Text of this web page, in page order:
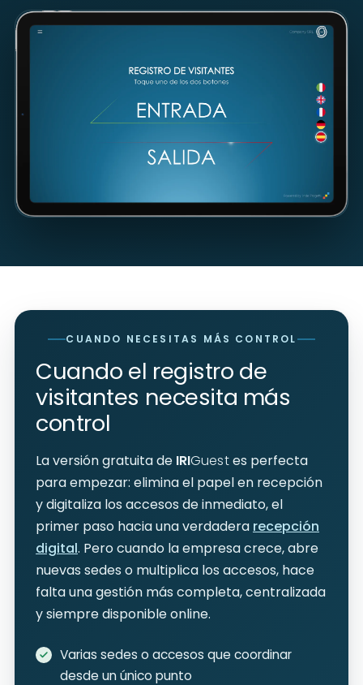
CUANDO NECESITAS MÁS CONTROL
Cuando el registro de
visitantes necesita más
control
La versión gratuita de IRIGuestes perfecta
para empezar: elimina el papel en recepción
y digitaliza los accesos de inmediato, el
primer paso hacia una verdadera recepción
digital. Pero cuando la empresa crece, abre
nuevas sedes o multiplica los accesos, hace
falta una gestión más completa, centralizada
y siempre disponible online.
Varias sedes o accesos que coordinar
desde un único punto